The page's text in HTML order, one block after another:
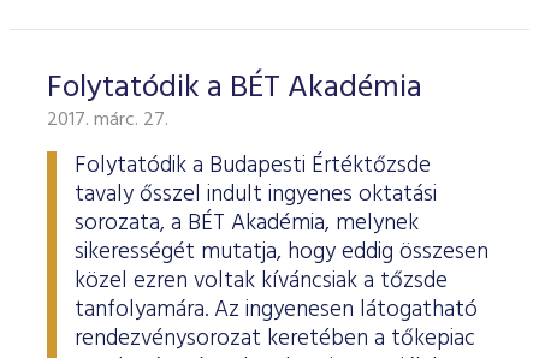
Folytatódik a BÉT Akadémia
2017. márc. 27.
Folytatódik a Budapesti Értéktőzsde
tavaly ősszel indult ingyenes oktatási
sorozata, a BÉT Akadémia, melynek
sikerességét mutatja, hogy eddig összesen
közel ezren voltak kíváncsiak a tőzsde
tanfolyamára. Az ingyenesen látogatható
rendezvénysorozat keretében a tőkepiac